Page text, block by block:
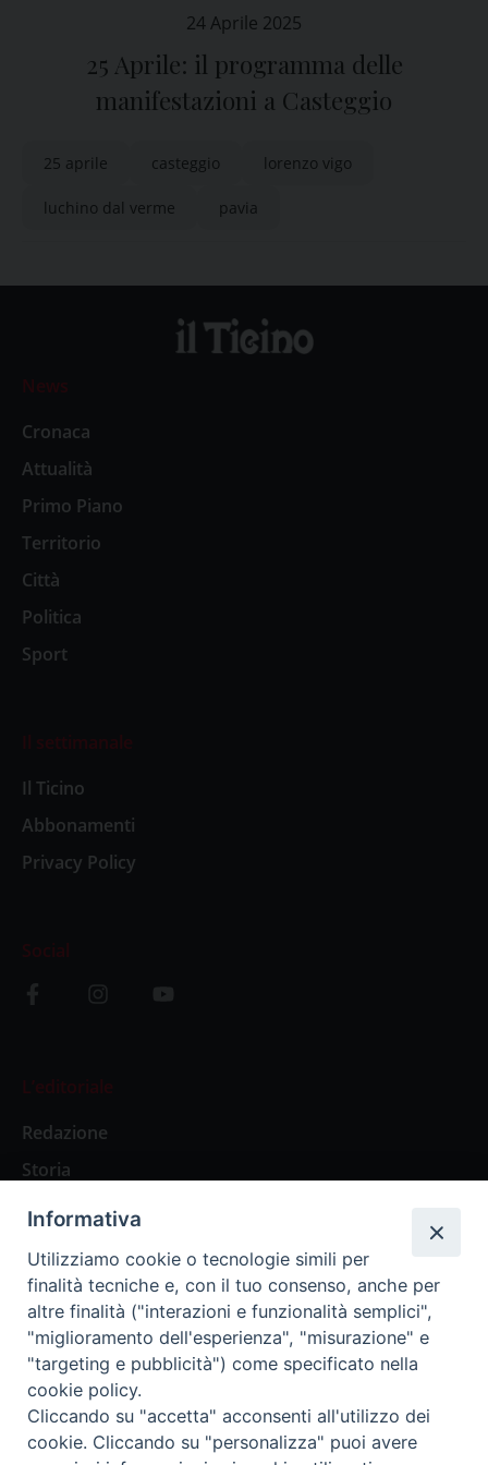
24 Aprile 2025
25 Aprile: il programma delle
manifestazioni a Casteggio
25 aprile casteggio lorenzo vigo
luchino dal verme pavia
News
Cronaca
Attualità
Primo Piano
Territorio
Città
Politica
Sport
Il settimanale
Il Ticino
Abbonamenti
Privacy Policy
Social
L’editoriale
Redazione
Storia
Abbonamenti
Abbonamento Annuale Digitale
Abbonamento Annuale Cartaceo
Abbonamento Singola Copia Digitale
Informativa
Utilizziamo cookie o tecnologie simili per
finalità tecniche e, con il tuo consenso, anche per
altre finalità ("interazioni e funzionalità semplici",
"miglioramento dell'esperienza", "misurazione" e
"targeting e pubblicità") come specificato nella
cookie policy.
Cliccando su "accetta" acconsenti all'utilizzo dei
cookie. Cliccando su "personalizza" puoi avere